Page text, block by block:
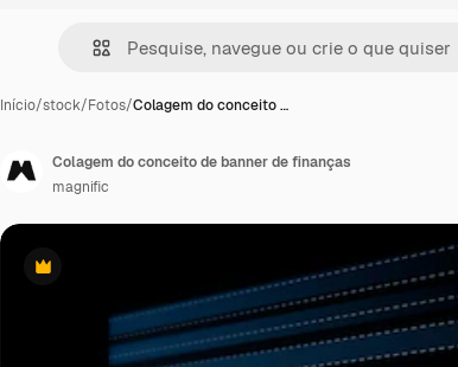
Início/stock/Fotos/Colagem do conceito …
Premium
Colagem do conceito de banner de finanças
magnific